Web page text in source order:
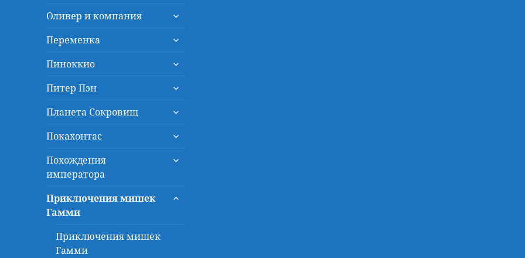
меню
Оливер и компания
раскрыть
меню
Переменка
раскрыть
меню
Пиноккио
раскрыть
меню
Питер Пэн
раскрыть
меню
Планета Сокровищ
раскрыть
меню
Покахонтас
раскрыть
меню
Похождения
императора
раскрыть
Приключения мишек
Гамми
раскрыть
Приключения мишек
Гамми